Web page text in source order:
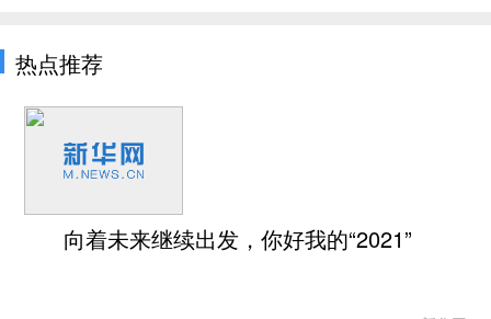
热点推荐
向着未来继续出发，你好我的“2021”